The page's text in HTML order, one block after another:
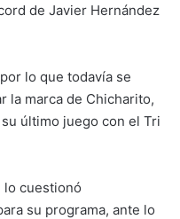
de Javier Hernández
lo que todavía se
la marca de Chicharito,
último juego con el Tri
lo cuestionó
su programa, ante lo